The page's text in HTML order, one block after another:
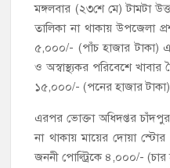
মঙ্গলবার (২৩শে মে) টামটা
তালিকা না থাকায় উপজেলা
৫,০০০/- (পাঁচ হাজার টাকা)
ও অস্বাস্থ্যকর পরিবেশে
১৫,০০০/- (পনের হাজার টাকা)
এরপর ভোক্তা অধিদপ্তর চাঁদপুর
না থাকায় মায়ের দোয়া
জননী পোল্ট্রিকে ৪,০০০/-